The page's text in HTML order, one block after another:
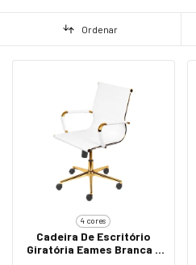
Ordenar
4 cores
Cadeira De Escritório
Giratória Eames Branca -